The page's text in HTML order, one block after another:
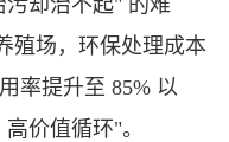
殖场，环保处理成本
率提升至 85% 以
价值循环"。